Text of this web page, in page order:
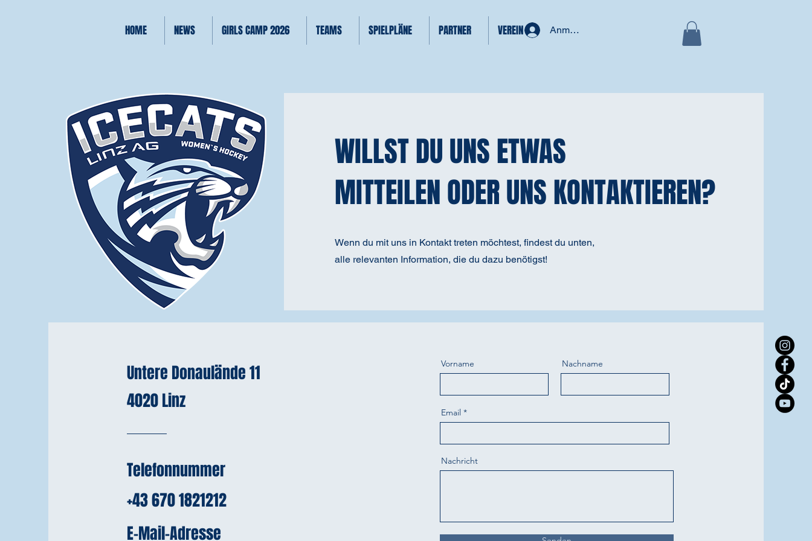
HOME NEWS GIRLS CAMP 2026 TEAMS SPIELPLÄNE PARTNER VEREIN Anmelden
WILLST DU UNS ETWAS
MITTEILEN ODER UNS KONTAKTIEREN?
Wenn du mit uns in Kontakt treten möchtest, findest du unten,
alle relevanten Information, die du dazu benötigst!
Untere Donaulände 11
4020 Linz
Telefonnummer
+43 670 1821212
E-Mail-Adresse
Vorname Nachname
Email
Nachricht